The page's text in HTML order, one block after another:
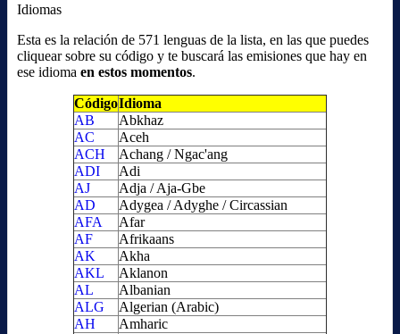
Idiomas
Esta es la relación de 571 lenguas de la lista, en las que puedes
cliquear sobre su código y te buscará las emisiones que hay en
ese idioma en estos momentos.
CódigoIdioma
AB
Abkhaz
AC
Aceh
ACH
Achang / Ngac'ang
ADI
Adi
AJ
Adja / Aja-Gbe
AD
Adygea / Adyghe / Circassian
AFA
Afar
AF
Afrikaans
AK
Akha
AKL
Aklanon
AL
Albanian
ALG
Algerian (Arabic)
AH
Amharic